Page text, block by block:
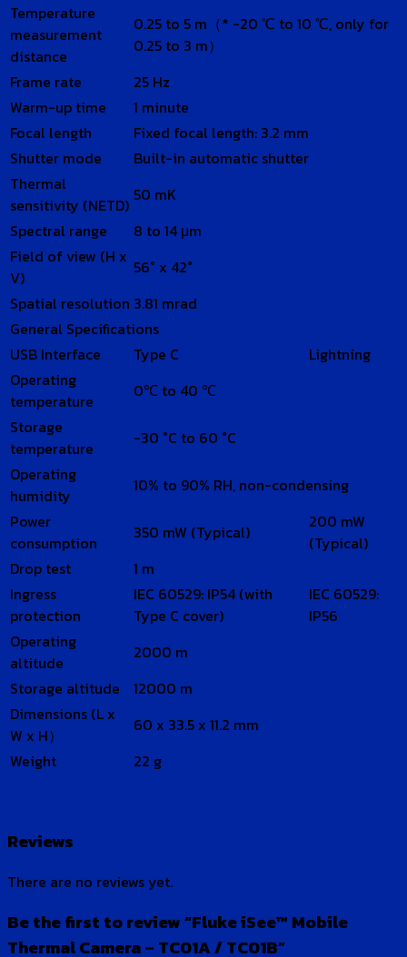
Temperature
measurement
distance
0.25 to 5 m（* -20 ℃ to 10 ℃, only for
0.25 to 3 m）
Frame rate
25 Hz
Warm-up time
1 minute
Focal length
Fixed focal length: 3.2 mm
Shutter mode
Built-in automatic shutter
Thermal
sensitivity (NETD) 50 mK
Spectral range
8 to 14 μm
Field of view (H x
V)
56° x 42°
Spatial resolution 3.81 mrad
General Specifications
USB Interface
Type C
Lightning
Operating
temperature
0℃ to 40 ℃
Storage
temperature
-30 °C to 60 °C
Operating
humidity
10% to 90% RH, non-condensing
Power
consumption
350 mW (Typical)
200 mW
(Typical)
Drop test
1 m
Ingress
protection
IEC 60529: IP54 (with
Type C cover)
IEC 60529:
IP56
Operating
altitude
2000 m
Storage altitude
12000 m
Dimensions (L x
W x H）
60 x 33.5 x 11.2 mm
Weight
22 g
Reviews
There are no reviews yet.
Be the first to review “Fluke iSee™ Mobile
Thermal Camera – TC01A / TC01B”